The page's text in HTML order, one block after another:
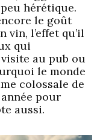
hérétique.
le goût
vin, l’effet qu’il
qui
au pub ou
le monde
colossale de
pour
aussi.